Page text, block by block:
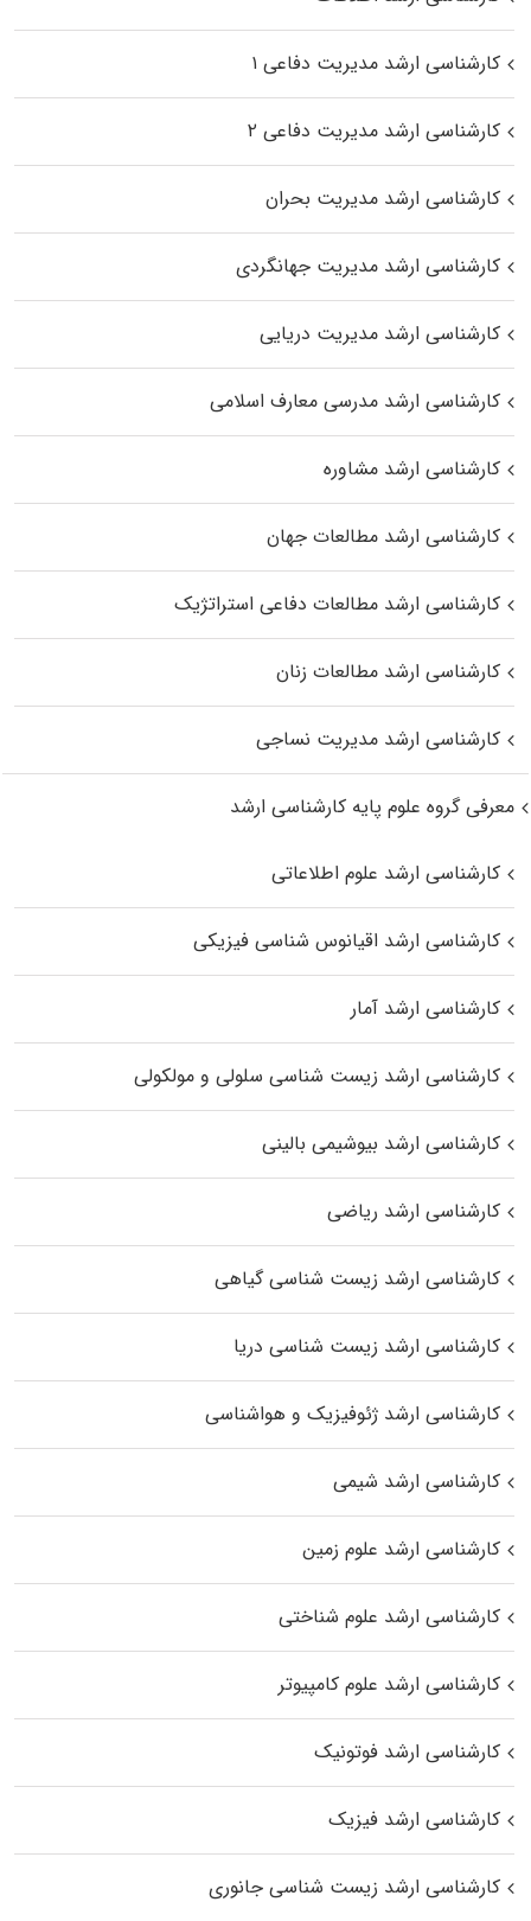
کارشناسی ارشد مدیریت دفاعی ۱
کارشناسی ارشد مدیریت دفاعی ۲
کارشناسی ارشد مدیریت بحران
کارشناسی ارشد مدیریت جهانگردی
کارشناسی ارشد مدیریت دریایی
کارشناسی ارشد مدرسی معارف اسلامی
کارشناسی ارشد مشاوره
کارشناسی ارشد مطالعات جهان
کارشناسی ارشد مطالعات دفاعی استراتژیک
کارشناسی ارشد مطالعات زنان
کارشناسی ارشد مدیریت نساجی
معرفی گروه علوم پایه کارشناسی ارشد
کارشناسی ارشد علوم اطلاعاتی
کارشناسی ارشد اقیانوس‌ شناسی فیزیکی
کارشناسی ارشد آمار
کارشناسی ارشد زیست شناسی سلولی و مولکولی
کارشناسی ارشد بیوشیمی بالینی
کارشناسی ارشد ریاضی
کارشناسی ارشد زیست‌ شناسی گیاهی
کارشناسی ارشد زیست‌ شناسی دریا
کارشناسی ارشد ژئوفیزیک و هواشناسی
کارشناسی ارشد شیمی
کارشناسی ارشد علوم زمین
کارشناسی ارشد علوم شناختی
کارشناسی ارشد علوم کامپیوتر
کارشناسی ارشد فوتونیک
کارشناسی ارشد فیزیک
کارشناسی ارشد زیست‌ شناسی جانوری